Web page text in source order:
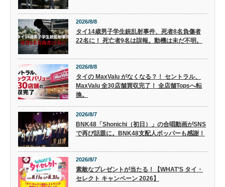
2026/8/8
タイ14歳男子学生銃乱射事件、死者8名負傷者
22名に！ 死亡者9名は誤報。動機は未だ不明。
2026/8/8
タイの MaxValu がなくなる？！ セントラル、
MaxValu 全30店舗買収完了！ 全店舗Topsへ転
換。
2026/8/7
BNK48「Shonichi（初日）」の合唱動画がSNS
で再び話題に。BNK48支配人ポッパーも感謝！
2026/8/7
素敵なプレゼントが当たる！【WHAT’S タイ・
セレクト キャンペーン 2026】